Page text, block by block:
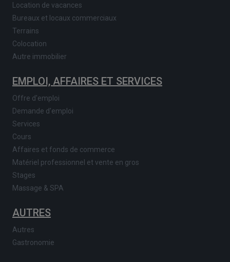
Location de vacances
Bureaux et locaux commerciaux
Terrains
Colocation
Autre immobilier
EMPLOI, AFFAIRES ET SERVICES
Offre d'emploi
Demande d'emploi
Services
Cours
Affaires et fonds de commerce
Matériel professionnel et vente en gros
Stages
Massage & SPA
AUTRES
Autres
Gastronomie